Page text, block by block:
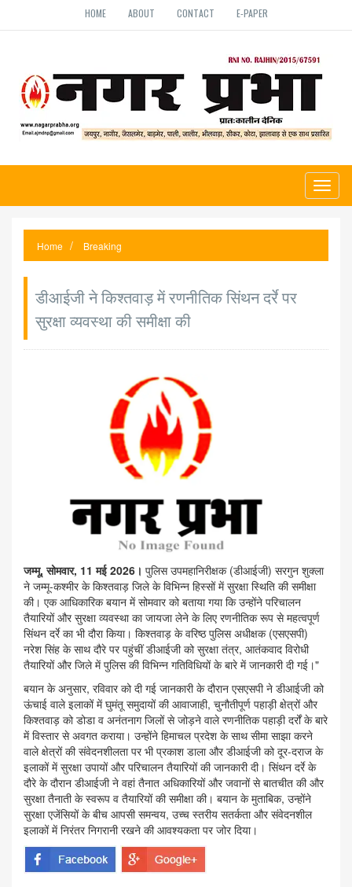
HOME ABOUT CONTACT E-PAPER
Home Breaking
डीआईजी ने किश्तवाड़ में रणनीतिक सिंथन दर्रे पर
सुरक्षा व्यवस्था की समीक्षा की
जम्मू, सोमवार, 11 मई 2026। पुलिस उपमहानिरीक्षक (डीआईजी) सरगुन शुक्ला
ने जम्मू-कश्मीर के किश्तवाड़ जिले के विभिन्न हिस्सों में सुरक्षा स्थिति की समीक्षा
की। एक आधिकारिक बयान में सोमवार को बताया गया कि उन्होंने परिचालन
तैयारियों और सुरक्षा व्यवस्था का जायजा लेने के लिए रणनीतिक रूप से महत्वपूर्ण
सिंथन दर्रे का भी दौरा किया। किश्तवाड़ के वरिष्ठ पुलिस अधीक्षक (एसएसपी)
नरेश सिंह के साथ दौरे पर पहुंचीं डीआईजी को सुरक्षा तंत्र, आतंकवाद विरोधी
तैयारियों और जिले में पुलिस की विभिन्न गतिविधियों के बारे में जानकारी दी गई।"
बयान के अनुसार, रविवार को दी गई जानकारी के दौरान एसएसपी ने डीआईजी को
ऊंचाई वाले इलाकों में घुमंतू समुदायों की आवाजाही, चुनौतीपूर्ण पहाड़ी क्षेत्रों और
किश्तवाड़ को डोडा व अनंतनाग जिलों से जोड़ने वाले रणनीतिक पहाड़ी दर्रों के बारे
में विस्तार से अवगत कराया। उन्होंने हिमाचल प्रदेश के साथ सीमा साझा करने
वाले क्षेत्रों की संवेदनशीलता पर भी प्रकाश डाला और डीआईजी को दूर-दराज के
इलाकों में सुरक्षा उपायों और परिचालन तैयारियों की जानकारी दी। सिंथन दर्रे के
दौरे के दौरान डीआईजी ने वहां तैनात अधिकारियों और जवानों से बातचीत की और
सुरक्षा तैनाती के स्वरूप व तैयारियों की समीक्षा की। बयान के मुताबिक, उन्होंने
सुरक्षा एजेंसियों के बीच आपसी समन्वय, उच्च स्तरीय सतर्कता और संवेदनशील
इलाकों में निरंतर निगरानी रखने की आवश्यकता पर जोर दिया।